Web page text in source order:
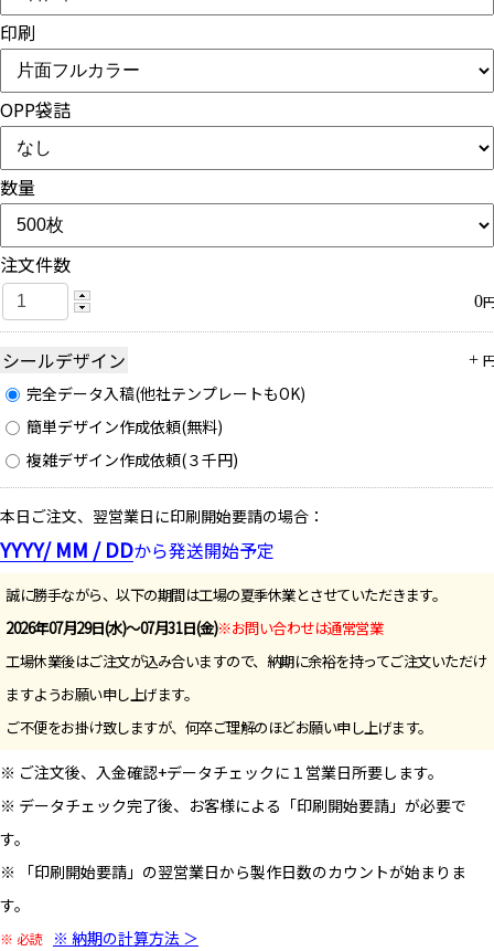
印刷
OPP袋詰
数量
注文件数
0
シールデザイン +
完全データ入稿(他社テンプレートもOK)
簡単デザイン作成依頼(無料)
複雑デザイン作成依頼(３千円)
本日ご注文、翌営業日に印刷開始要請の場合：
YYYY/ MM / DDから発送開始予定
誠に勝手ながら、以下の期間は工場の夏季休業とさせていただきます。
2026年07月29日(水)～07月31日(金)※お問い合わせは通常営業
工場休業後はご注文が込み合いますので、納期に余裕を持ってご注文いただけ
ますようお願い申し上げます。
ご不便をお掛け致しますが、何卒ご理解のほどお願い申し上げます。
※ ご注文後、入金確認+データチェックに１営業日所要します。
※ データチェック完了後、お客様による「印刷開始要請」が必要で
す。
※ 「印刷開始要請」の翌営業日から製作日数のカウントが始まりま
す。
※ 必読 ※ 納期の計算方法 ＞